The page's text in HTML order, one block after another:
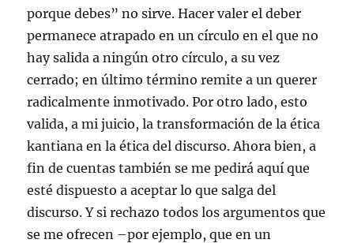
porque debes” no sirve. Hacer valer el deber
permanece atrapado en un círculo en el que no
hay salida a ningún otro círculo, a su vez
cerrado; en último término remite a un querer
radicalmente inmotivado. Por otro lado, esto
valida, a mi juicio, la transformación de la ética
kantiana en la ética del discurso. Ahora bien, a
fin de cuentas también se me pedirá aquí que
esté dispuesto a aceptar lo que salga del
discurso. Y si rechazo todos los argumentos que
se me ofrecen –por ejemplo, que en un